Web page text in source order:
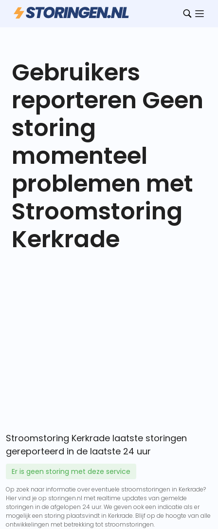
Gebruikers
reporteren Geen
storing
momenteel
problemen met
Stroomstoring
Kerkrade
Stroomstoring Kerkrade laatste storingen
gereporteerd in de laatste 24 uur
Er is geen storing met deze service
Op zoek naar informatie over eventuele stroomstoringen in Kerkrade?
Hier vind je op storingen.nl met realtime updates van gemelde
storingen in de afgelopen 24 uur. We geven ook een indicatie als er
mogelijk een storing plaatsvindt in Kerkrade. Blijf op de hoogte van alle
ontwikkelingen met betrekking tot stroomstoringen.